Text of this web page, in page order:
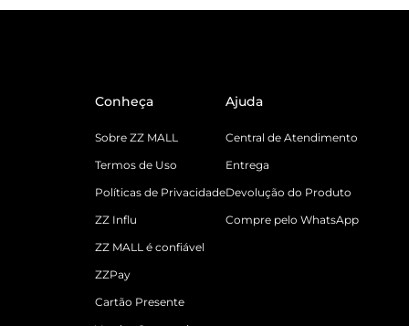
Conheça
Sobre ZZ MALL
Termos de Uso
Políticas de Privacidade
ZZ Influ
ZZ MALL é confiável
ZZPay
Cartão Presente
Ajuda
Central de Atendimento
Entrega
Devolução do Produto
Compre pelo WhatsApp